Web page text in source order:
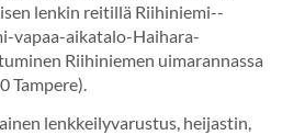
lenkin reitillä Riihiniemi--
vapaa-aikatalo-Haihara-
Riihiniemen uimarannassa
Tampere).
lenkkeilyvarustus, heijastin,